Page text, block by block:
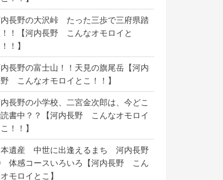
長野の大沢峠 たった三歩で三府県踏
！【河内長野 こんなオモロイと
！】
長野の富士山！！天見の旗尾岳【河内
こんなオモロイとこ！！】
長野の小学校、二宮金次郎は、今どこ
書中？？【河内長野 こんなオモロイ
！！】
本遺産 中世に出逢えるまち 河内長野
感コースいろいろ【河内長野 こん
モロイとこ】